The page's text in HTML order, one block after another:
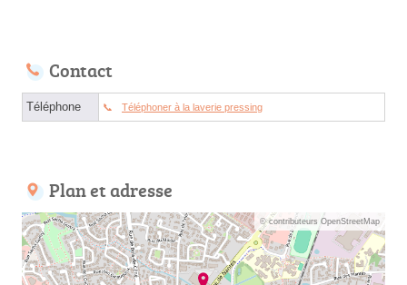
Contact
Téléphone Téléphoner à la laverie pressing
Plan et adresse
© contributeurs OpenStreetMap